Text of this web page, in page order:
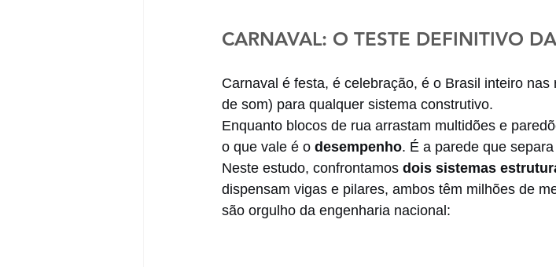
CARNAVAL: O TESTE DEFINITIVO
Carnaval é festa, é celebração, é o Brasil inteiro nas
de som) para qualquer sistema construtivo.
Enquanto blocos de rua arrastam multidões e
o que vale é o desempenho. É a parede que
Neste estudo, confrontamos dois sistemas
dispensam vigas e pilares, ambos têm milhões de
são orgulho da engenharia nacional: